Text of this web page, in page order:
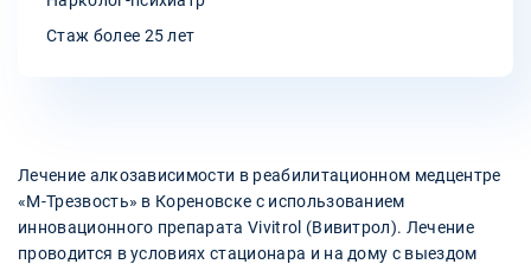
Стаж более 25 лет
Лечение алкозависимости в реабилитационном медцентре
«М-Трезвость» в Кореновске с использованием
инновационного препарата Vivitrol (Вивитрол). Лечение
проводится в условиях стационара и на дому с выездом